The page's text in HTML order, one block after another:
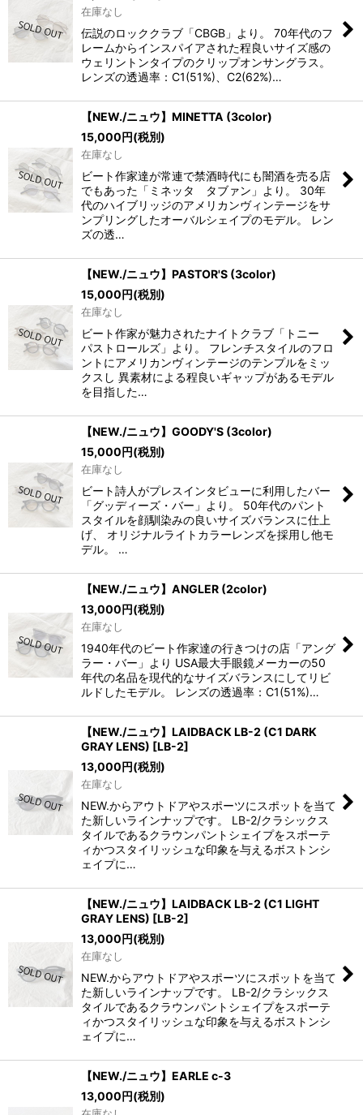
在庫なし
伝説のロッククラブ「CBGB」より。 70年代のフ
レームからインスパイアされた程良いサイズ感の
ウェリントンタイプのクリップオンサングラス。
レンズの透過率：C1(51%)、C2(62%)…
【NEW./ニュウ】MINETTA (3color)
15,000円(税別)
在庫なし
ビート作家達が常連で禁酒時代にも闇酒を売る店
でもあった「ミネッタ タブァン」より。 30年
代のハイブリッジのアメリカンヴィンテージをサ
ンプリングしたオーバルシェイプのモデル。 レン
ズの透…
【NEW./ニュウ】PASTOR'S (3color)
15,000円(税別)
在庫なし
ビート作家が魅力されたナイトクラブ「トニー
パストロールズ」より。 フレンチスタイルのフロ
ントにアメリカンヴィンテージのテンプルをミッ
クスし 異素材による程良いギャップがあるモデル
を目指した…
【NEW./ニュウ】GOODY'S (3color)
15,000円(税別)
在庫なし
ビート詩人がプレスインタビューに利用したバー
「グッディーズ・バー」より。 50年代のパント
スタイルを顔馴染みの良いサイズバランスに仕上
げ、 オリジナルライトカラーレンズを採用し他モ
デル。 …
【NEW./ニュウ】ANGLER (2color)
13,000円(税別)
在庫なし
1940年代のビート作家達の行きつけの店「アング
ラー・バー」より USA最大手眼鏡メーカーの50
年代の名品を現代的なサイズバランスにしてリビ
ルドしたモデル。 レンズの透過率：C1(51%)…
【NEW./ニュウ】LAIDBACK LB-2 (C1 DARK
GRAY LENS) [LB-2]
13,000円(税別)
在庫なし
NEW.からアウトドアやスポーツにスポットを当て
た新しいラインナップです。 LB-2/クラシックス
タイルであるクラウンパントシェイプをスポーテ
ィかつスタイリッシュな印象を与えるボストンシ
ェイプに…
【NEW./ニュウ】LAIDBACK LB-2 (C1 LIGHT
GRAY LENS) [LB-2]
13,000円(税別)
在庫なし
NEW.からアウトドアやスポーツにスポットを当て
た新しいラインナップです。 LB-2/クラシックス
タイルであるクラウンパントシェイプをスポーテ
ィかつスタイリッシュな印象を与えるボストンシ
ェイプに…
【NEW./ニュウ】EARLE c-3
13,000円(税別)